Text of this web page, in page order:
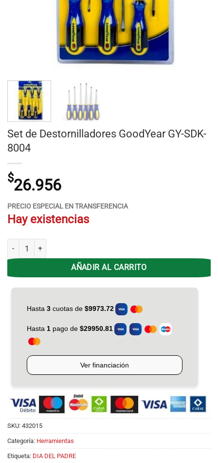
Set de Destornilladores GoodYear GY-SDK-
8004
$26.956
PRECIO ESPECIAL EN TRANSFERENCIA
Hay existencias
Set de Destornilladores GoodYear GY-SDK-8004 cantidad
AÑADIR AL CARRITO
SKU: 432015
Categoría: Herramientas
Etiqueta: DIA DEL PADRE